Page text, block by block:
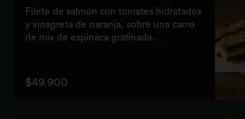
Filete de salmón con tomates hidratados
y vinagreta de naranja, sobre una cama
de mix de espinaca gratinada.
$49.900